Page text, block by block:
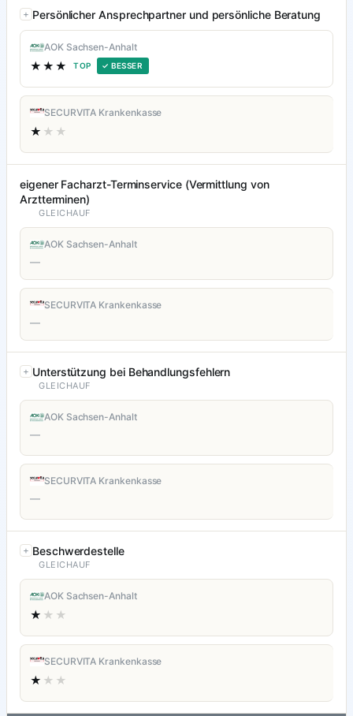
Persönlicher Ansprechpartner und persönliche Beratung
AOK Sachsen-Anhalt
★★★ TOP ✓ BESSER
SECURVITA Krankenkasse
★ ★★
eigener Facharzt-Terminservice (Vermittlung von
Arztterminen)
GLEICHAUF
AOK Sachsen-Anhalt
—
SECURVITA Krankenkasse
—
Unterstützung bei Behandlungsfehlern
GLEICHAUF
AOK Sachsen-Anhalt
—
SECURVITA Krankenkasse
—
Beschwerdestelle
GLEICHAUF
AOK Sachsen-Anhalt
★ ★★
SECURVITA Krankenkasse
★ ★★